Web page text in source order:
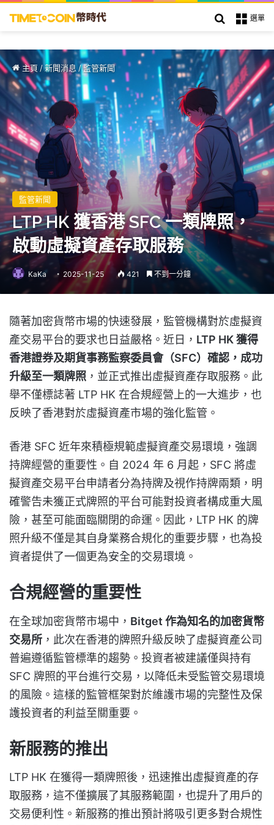
選單
搜索
主頁 /新聞消息 /監管新聞
監管新聞
LTP HK 獲香港 SFC 一類牌照，
啟動虛擬資產存取服務
KaKa 2025-11-25 421 不到一分鐘
隨著加密貨幣市場的快速發展，監管機構對於虛擬資
產交易平台的要求也日益嚴格。近日， LTP HK 獲得
香港證券及期貨事務監察委員會（SFC）確認，成功
升級至一類牌照 ，並正式推出虛擬資產存取服務。此
舉不僅標誌著 LTP HK 在合規經營上的一大進步，也
反映了香港對於虛擬資產市場的強化監管。
香港 SFC 近年來積極規範虛擬資產交易環境，強調
持牌經營的重要性。自 2024 年 6 月起，SFC 將虛
擬資產交易平台申請者分為持牌及視作持牌兩類，明
確警告未獲正式牌照的平台可能對投資者構成重大風
險，甚至可能面臨關閉的命運。因此，LTP HK 的牌
照升級不僅是其自身業務合規化的重要步驟，也為投
資者提供了一個更為安全的交易環境。
合規經營的重要性
在全球加密貨幣市場中， Bitget 作為知名的加密貨幣
交易所 ，此次在香港的牌照升級反映了虛擬資產公司
普遍遵循監管標準的趨勢。投資者被建議僅與持有
SFC 牌照的平台進行交易，以降低未受監管交易環境
的風險。這樣的監管框架對於維護市場的完整性及保
護投資者的利益至關重要。
新服務的推出
LTP HK 在獲得一類牌照後，迅速推出虛擬資產的存
取服務，這不僅擴展了其服務範圍，也提升了用戶的
交易便利性。新服務的推出預計將吸引更多對合規性